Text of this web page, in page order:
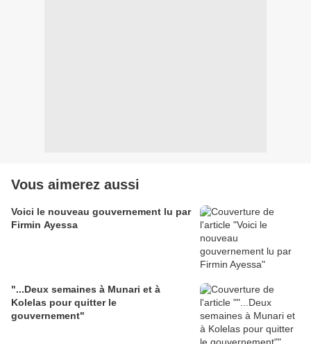
Vous aimerez aussi
Voici le nouveau gouvernement lu par
Firmin Ayessa
"...Deux semaines à Munari et à
Kolelas pour quitter le
gouvernement"